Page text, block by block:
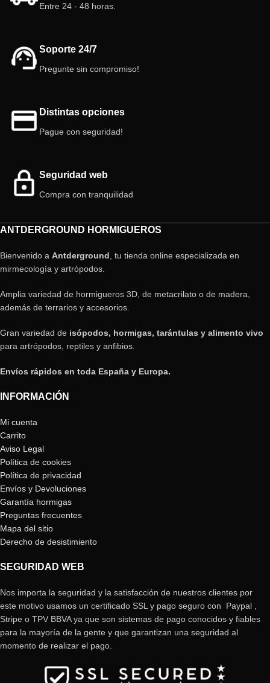
Entre 24 - 48 horas.
Soporte 24/7
Pregunte sin compromiso!
Distintas opciones
Pague con seguridad!
Seguridad web
Compra con tranquilidad
ANTDERGROUND HORMIGUEROS
Bienvenido a Antderground , tu tienda online especializada en
mirmecología y artrópodos.
Amplia variedad de hormigueros 3D, de metacrilato o de madera,
además de terrarios y accesorios.
Gran variedad de isópodos, hormigas, tarántulas y alimento vivo
para artrópodos, reptiles y anfibios.
Envíos rápidos en toda España y Europa.
INFORMACIÓN
Mi cuenta
Carrito
Aviso Legal
Política de cookies
Política de privacidad
Envíos y Devoluciones
Garantía hormigas
Preguntas frecuentes
Mapa del sitio
Derecho de desistimiento
SEGURIDAD WEB
Nos importa la seguridad y la satisfacción de nuestros clientes por
este motivo usamos un certificado SSL y pago seguro con Paypal ,
Stripe o TPV BBVA ya que son sistemas de pago conocidos y fiables
para la mayoría de la gente y que garantizan una seguridad al
momento de realizar el pago.